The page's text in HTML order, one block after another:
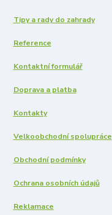
Tipy a rady do zahrady
Reference
Kontaktní formulář
Doprava a platba
Kontakty
Velkoobchodní spolupráce
Obchodní podmínky
Ochrana osobních údajů
Reklamace